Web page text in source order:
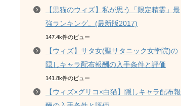
【黒猫のウィズ】私が思う「限定精霊」最
強ランキング。(最新版2017)
147.4k件のビュー
【ウィズ】サタ女(聖サタニック女学院)の
隠しキャラ配布報酬の入手条件と評価
141.8k件のビュー
【ウィズ×グリコ×白猫】隠しキャラ配布報